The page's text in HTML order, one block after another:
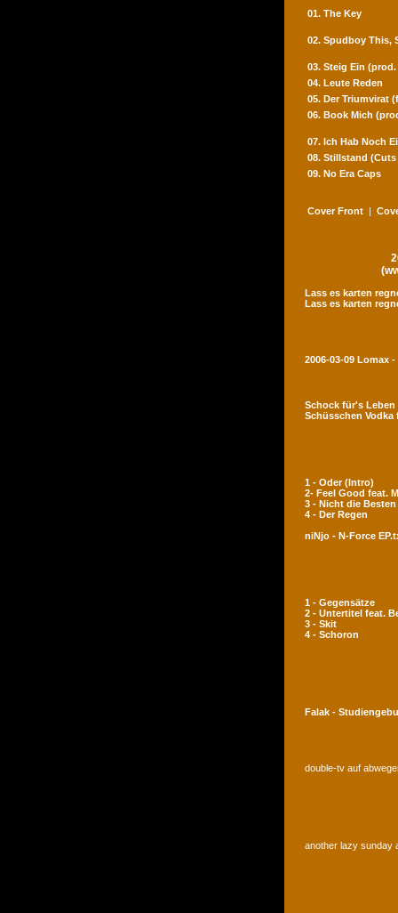
01. The Key
02. Spudboy This,
03. Steig Ein
04. Leute Reden
05. Der Triumvirat
06. Book Mich
07. Ich Hab Noch
08. Stillstand
09. No Era Caps
Cover Front |
Lass es karten
Lass es karten
2006-03-09 Lomax
Schock für's
Schüsschen Vodka
1 - Oder (Intro)
2- Feel Good feat.
3 - Nicht die Besten
4 - Der Regen
niNjo - N-Force
1 - Gegensätze
2 - Untertitel feat.
3 - Skit
4 - Schoron
Falak -
double-tv auf
another lazy sunday